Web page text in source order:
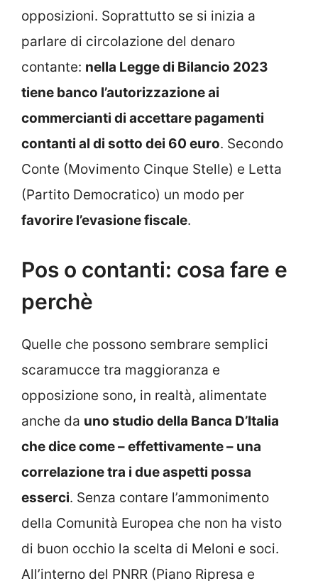
opposizioni. Soprattutto se si inizia a
parlare di circolazione del denaro
contante: nella Legge di Bilancio 2023
tiene banco l’autorizzazione ai
commercianti di accettare pagamenti
contanti al di sotto dei 60 euro. Secondo
Conte (Movimento Cinque Stelle) e Letta
(Partito Democratico) un modo per
favorire l’evasione fiscale.
Pos o contanti: cosa fare e
perchè
Quelle che possono sembrare semplici
scaramucce tra maggioranza e
opposizione sono, in realtà, alimentate
anche da uno studio della Banca D’Italia
che dice come – effettivamente – una
correlazione tra i due aspetti possa
esserci. Senza contare l’ammonimento
della Comunità Europea che non ha visto
di buon occhio la scelta di Meloni e soci.
All’interno del PNRR (Piano Ripresa e